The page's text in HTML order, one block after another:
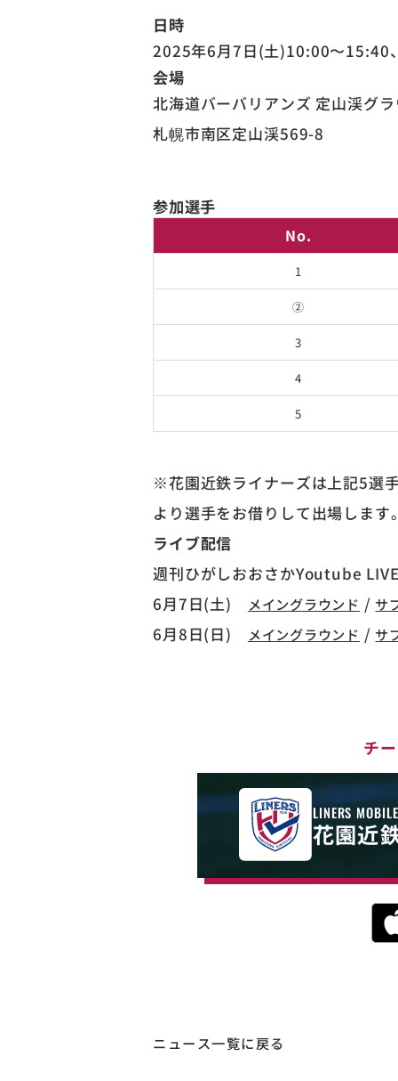
日時
2025年6月7日(土)10:00〜15:40
会場
北海道バーバリアンズ 定山渓グ
札幌市南区定山渓569-8
参加選手
No.
1
②
3
4
5
※花園近鉄ライナーズは上記5選
より選手をお借りして出場します
ライブ配信
週刊ひがしおおさかYoutube
6月7日(土)
メイングラウンド / サ
6月8日(日) メイングラウンド / サ
チ
LINERS
花園近
ニュース一覧に戻る